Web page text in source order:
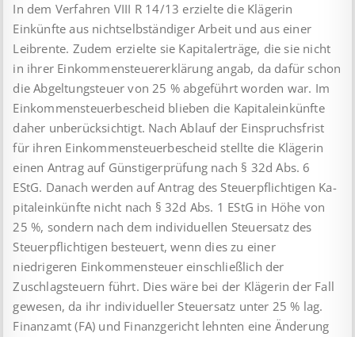
In dem Verfahren VIII R 14/13 erzielte die Klägerin
Einkünfte aus nichtselbständiger Arbeit und aus einer
Leibrente. Zudem erzielte sie Kapitalerträge, die sie nicht
in ihrer Einkommen­steuer­erklärung angab, da dafür schon
die Abgeltungsteuer von 25 % abgeführt worden war. Im
Einkommensteuerbescheid blieben die Ka­pi­tal­einkünfte
daher unberücksichtigt. Nach Ablauf der Einspruchsfrist
für ihren Einkommensteuerbescheid stellte die Klägerin
einen Antrag auf Günstigerprüfung nach § 32d Abs. 6
EStG. Danach werden auf Antrag des Steuerpflichtigen Ka­
pi­tal­einkünfte nicht nach § 32d Abs. 1 EStG in Höhe von
25 %, sondern nach dem individuellen Steuersatz des
Steuerpflichtigen besteuert, wenn dies zu einer
niedrigeren Einkommensteuer einschließlich der
Zuschlagsteuern führt. Dies wäre bei der Klägerin der Fall
gewesen, da ihr individueller Steuersatz unter 25 % lag.
Finanzamt (FA) und Finanzgericht lehnten eine Änderung